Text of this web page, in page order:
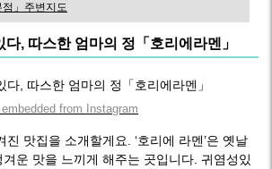
점」주변지도
, 따스한 엄마의 정「호리에라멘」
from Instagram
맛집을 소개할게요. ‘호리에 라멘’은 옛날
운 맛을 느끼게 해주는 곳입니다. 귀염성있